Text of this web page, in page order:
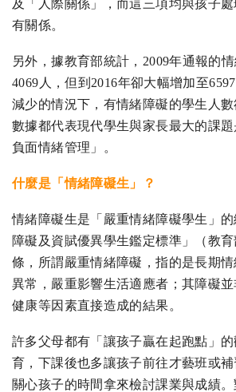
及「人際關係」，而這三項均與孩子
有關係。
另外，據教育部統計，2009年通報的
4069人，但到2016年卻大幅增加至
減少的情況下，有情緒障礙的學生人
數據都代表現代學生與家長最大的課
負面情緒管理」。
什麼是「情緒障礙生」？
情緒障礙生是「嚴重情緒障礙學生」
障礙及資賦優異學生鑑定標準」（教
條，所謂嚴重情緒障礙，指的是長期
異常，嚴重影響生活適應者；其障礙
健康等因素直接造成的結果。
許多父母都有「讓孩子贏在起跑點」
育，下課後也多讓孩子前往才藝班或
關心孩子的時間拿來檢討課業與成績